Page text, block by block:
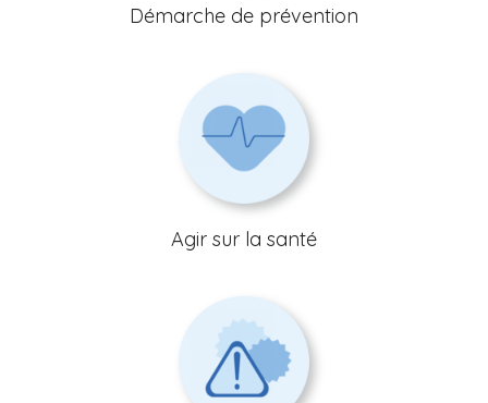
Démarche de prévention
Agir sur la santé